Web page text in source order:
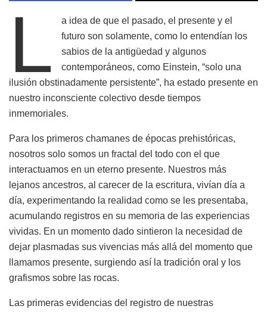
L
a idea de que el pasado, el presente y el
futuro son solamente, como lo entendían los
sabios de la antigüedad y algunos
contemporáneos, como Einstein, “solo una
ilusión obstinadamente persistente”, ha estado presente en
nuestro inconsciente colectivo desde tiempos
inmemoriales.
Para los primeros chamanes de épocas prehistóricas,
nosotros solo somos un fractal del todo con el que
interactuamos en un eterno presente. Nuestros más
lejanos ancestros, al carecer de la escritura, vivían día a
día, experimentando la realidad como se les presentaba,
acumulando registros en su memoria de las experiencias
vividas. En un momento dado sintieron la necesidad de
dejar plasmadas sus vivencias más allá del momento que
llamamos presente, surgiendo así la tradición oral y los
grafismos sobre las rocas.
Las primeras evidencias del registro de nuestras